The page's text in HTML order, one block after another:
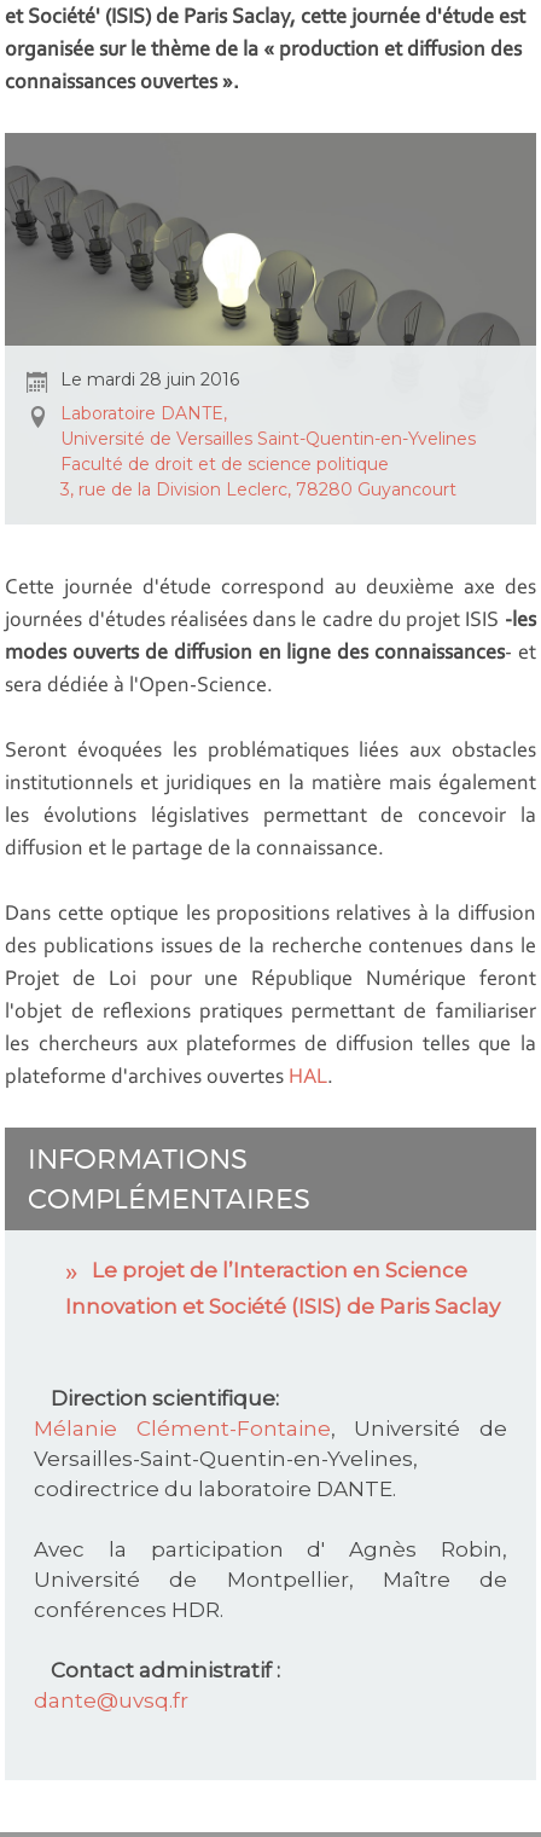
et Société' (ISIS) de Paris Saclay, cette journée d'étude est
organisée sur le thème de la « production et diffusion des
connaissances ouvertes ».
Le mardi 28 juin 2016
Laboratoire DANTE,
Université de Versailles Saint-Quentin-en-Yvelines
Faculté de droit et de science politique
3, rue de la Division Leclerc, 78280 Guyancourt
Cette journée d'étude correspond au deuxième axe des
journées d'études réalisées dans le cadre du projet ISIS -les
modes ouverts de diffusion en ligne des connaissances- et
sera dédiée à l'Open-Science.
Seront évoquées les problématiques liées aux obstacles
institutionnels et juridiques en la matière mais également
les évolutions législatives permettant de concevoir la
diffusion et le partage de la connaissance.
Dans cette optique les propositions relatives à la diffusion
des publications issues de la recherche contenues dans le
Projet de Loi pour une République Numérique feront
l'objet de reflexions pratiques permettant de familiariser
les chercheurs aux plateformes de diffusion telles que la
plateforme d'archives ouvertes HAL.
INFORMATIONS
COMPLÉMENTAIRES
Le projet de l’Interaction en Science
Innovation et Société (ISIS) de Paris Saclay
Direction scientifique:
Mélanie Clément-Fontaine, Université de
Versailles-Saint-Quentin-en-Yvelines,
codirectrice du laboratoire DANTE.
Avec la participation d' Agnès Robin,
Université de Montpellier, Maître de
conférences HDR.
Contact administratif :
dante@uvsq.fr